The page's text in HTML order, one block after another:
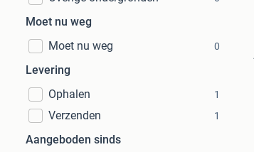
Moet nu weg
Moet nu weg
0
Levering
Ophalen
1
Verzenden 1
Aangeboden sinds